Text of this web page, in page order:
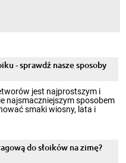
- sprawdź nasze sposoby
jest najprostszym i
najsmaczniejszym sposobem
smaki wiosny, lata i
cieszyć nimi oko w sezonie
cieplejszych
słoików ze
do słoików na zimę?